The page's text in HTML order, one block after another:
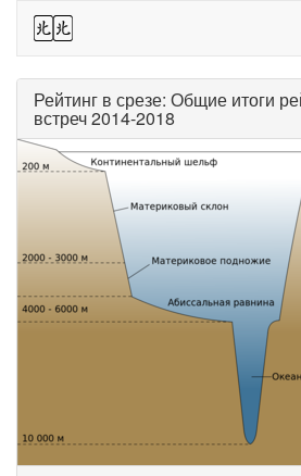
44
Рейтинг в срезе: Общие итоги
встреч 2014-2018